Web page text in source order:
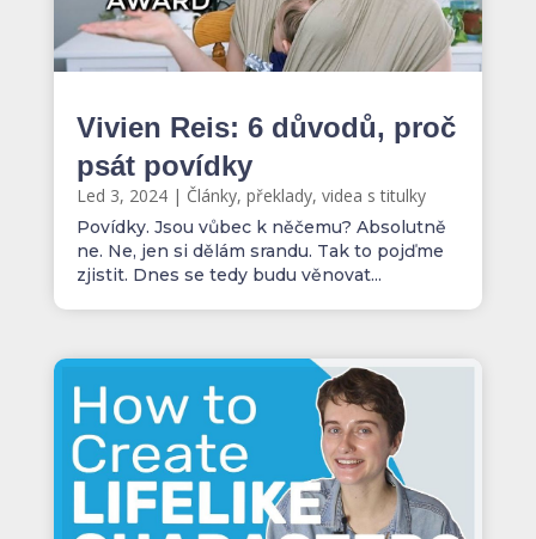
Vivien Reis: 6 důvodů, proč
psát povídky
Led 3, 2024| Články, překlady, videa s titulky
Povídky. Jsou vůbec k něčemu? Absolutně
ne. Ne, jen si dělám srandu. Tak to pojďme
zjistit. Dnes se tedy budu věnovat...